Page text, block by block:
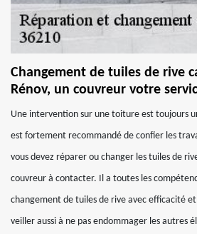
Changement de tuiles de rive
Rénov, un couvreur votre
Une intervention sur une toiture est toujours
est fortement recommandé de confier les
vous devez réparer ou changer les tuiles de
couvreur à contacter. Il a toutes les
changement de tuiles de rive avec efficacité
veiller aussi à ne pas endommager les autres